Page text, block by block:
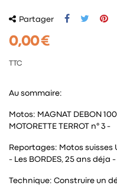
Partager
0,00 €
TTC
Au sommaire:
Motos: MAGNAT DEBON
MOTORETTE TERROT n° 3 -
Reportages: Motos suisses
- Les BORDES, 25 ans déja -
Technique: Construire un